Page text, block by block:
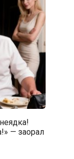
— заорал